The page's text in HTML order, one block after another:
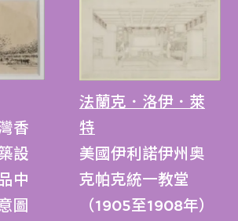
香
設
中
圖
法蘭克．洛伊．萊
特
美國伊利諾伊州奥
克帕克統一教堂
（1905至1908年）